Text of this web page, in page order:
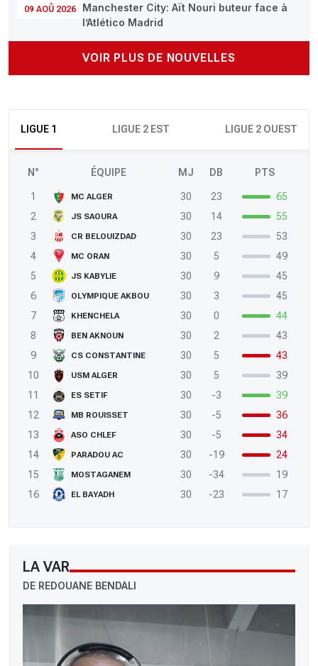
09 AOÛ 2026
Manchester City: Aït Nouri buteur face à
l’Atlético Madrid
VOIR PLUS DE NOUVELLES
LIGUE 1 LIGUE 2 EST LIGUE 2 OUEST
N° ÉQUIPE MJ DB PTS
1 MC ALGER 30 23
65
2
JS SAOURA 30 14
55
3
CR BELOUIZDAD 30 23
53
4
MC ORAN 30 5
49
5
JS KABYLIE 30 9
45
6
OLYMPIQUE AKBOU 30 3
45
7
KHENCHELA 30 0
44
8
BEN AKNOUN 30 2
43
9
CS CONSTANTINE 30 5
43
10
USM ALGER 30 5
39
11
ES SETIF 30 -3
39
12
MB ROUISSET 30 -5
36
13
ASO CHLEF 30 -5
34
14
PARADOU AC 30 -19
24
15
MOSTAGANEM 30 -34
19
16
EL BAYADH 30 -23 17
LA VAR
DE REDOUANE BENDALI